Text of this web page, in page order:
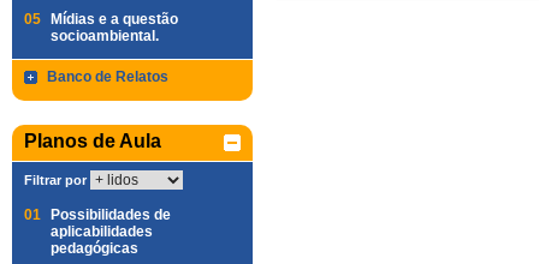
05
Mídias e a questão
socioambiental.
Banco de Relatos
Planos de Aula
Filtrar por
01
Possibilidades de
aplicabilidades
pedagógicas